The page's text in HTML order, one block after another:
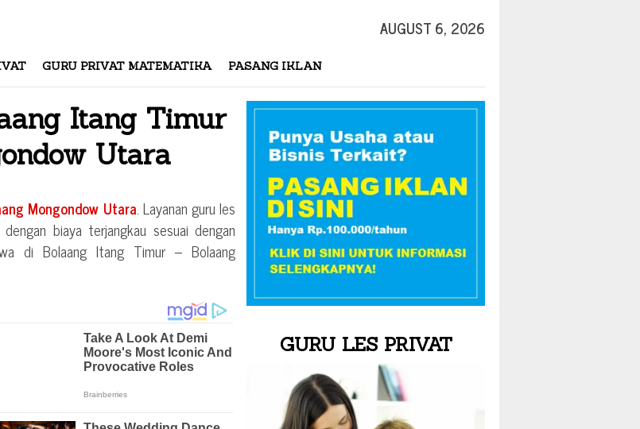
AUGUST 6, 2026
GURU PRIVAT MATEMATIKA PASANG IKLAN
Itang Timur
Utara
Mongondow Utara. Layanan guru les
biaya terjangkau sesuai dengan
di Bolaang Itang Timur – Bolaang
GURU LES PRIVAT